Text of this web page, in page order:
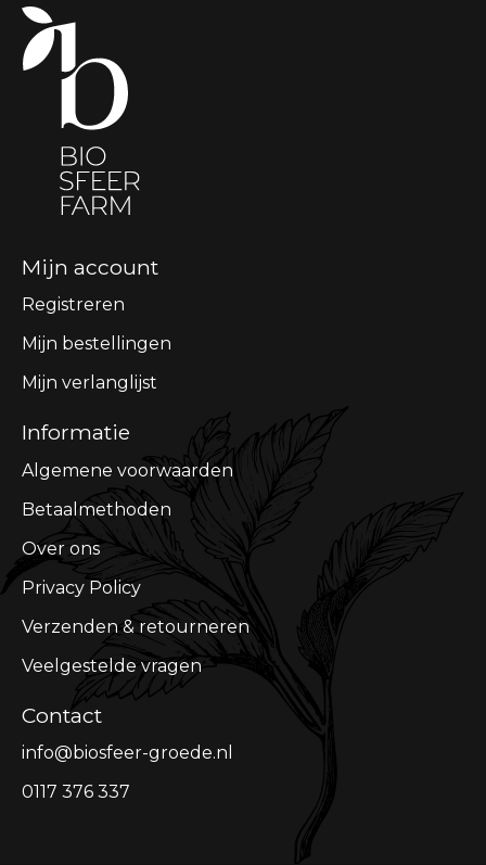
Mijn account
Registreren
Mijn bestellingen
Mijn verlanglijst
Informatie
Algemene voorwaarden
Betaalmethoden
Over ons
Privacy Policy
Verzenden & retourneren
Veelgestelde vragen
Contact
info@biosfeer-groede.nl
0117 376 337